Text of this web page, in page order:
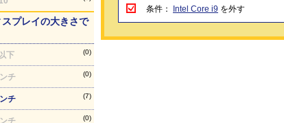
プレイの大きさで
下 (0)
チ (0)
チ (7)
チ (0)
条件： Intel Core i9 を外す